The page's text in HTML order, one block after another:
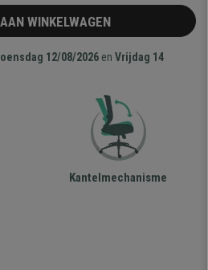
WINKELWAGEN
12/08/2026 en Vrijdag 14
Kantelmechanisme